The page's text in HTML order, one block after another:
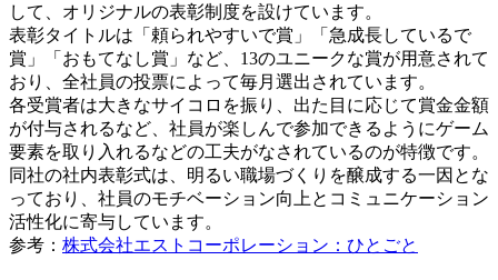
して、オリジナルの表彰制度を設けています。
表彰タイトルは「頼られやすいで賞」「急成長しているで
賞」「おもてなし賞」など、13のユニークな賞が用意されて
おり、全社員の投票によって毎月選出されています。
各受賞者は大きなサイコロを振り、出た目に応じて賞金金額
が付与されるなど、社員が楽しんで参加できるようにゲーム
要素を取り入れるなどの工夫がなされているのが特徴です。
同社の社内表彰式は、明るい職場づくりを醸成する一因とな
っており、社員のモチベーション向上とコミュニケーション
活性化に寄与しています。
参考： 株式会社エストコーポレーション：ひとごと